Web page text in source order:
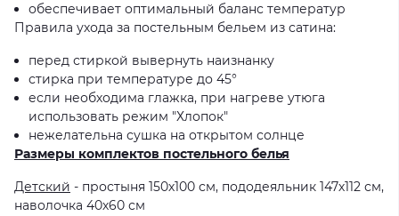
обеспечивает оптимальный баланс температур
Правила ухода за постельным бельем из сатина:
перед стиркой вывернуть наизнанку
стирка при температуре до 45°
если необходима глажка, при нагреве утюга
использовать режим "Хлопок"
нежелательна сушка на открытом солнце
Размеры комплектов постельного белья
Детский - простыня 150х100 см, пододеяльник 147х112 см,
наволочка 40х60 см